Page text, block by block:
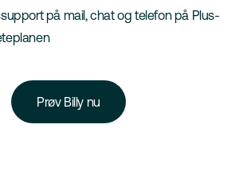
på mail, chat og telefon på Plus-
Prøv Billy nu